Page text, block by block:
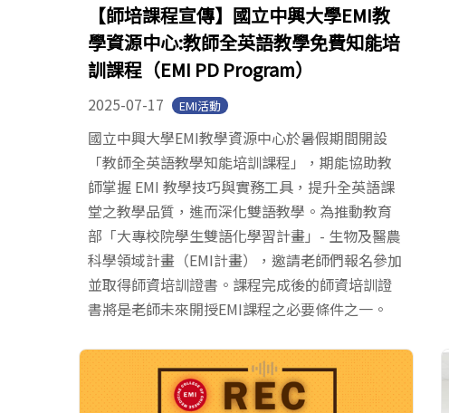
【師培課程宣傳】國立中興大學EMI教
學資源中心:教師全英語教學免費知能培
訓課程（EMI PD Program）
2025-07-17 EMI活動
國立中興大學EMI教學資源中心於暑假期間開設
「教師全英語教學知能培訓課程」，期能協助教
師掌握 EMI 教學技巧與實務工具，提升全英語課
堂之教學品質，進而深化雙語教學。為推動教育
部「大專校院學生雙語化學習計畫」- 生物及醫農
科學領域計畫（EMI計畫），邀請老師們報名參加
並取得師資培訓證書。課程完成後的師資培訓證
書將是老師未來開授EMI課程之必要條件之一。